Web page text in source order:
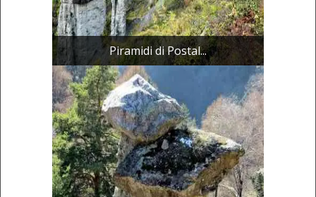
Piramidi di Postal...